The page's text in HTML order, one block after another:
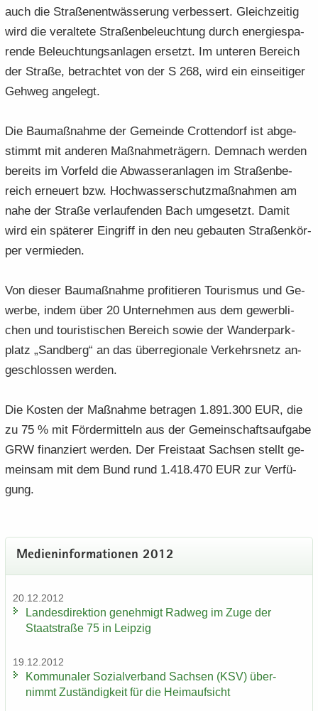
auch die Stra­ßen­ent­wäs­se­rung ver­bes­sert. Gleich­zei­tig
wird die ver­al­te­te Stra­ßen­be­leuch­tung durch en­er­gie­spa­
ren­de Be­leuch­tungs­an­la­gen er­setzt. Im un­te­ren Be­reich
der Stra­ße, be­trach­tet von der S 268, wird ein ein­sei­ti­ger
Geh­weg an­ge­legt.
Die Bau­maß­nah­me der Ge­mein­de Crot­ten­dorf ist ab­ge­
stimmt mit an­de­ren Maß­nah­me­trä­gern. Dem­nach wer­den
be­reits im Vor­feld die Ab­was­ser­an­la­gen im Stra­ßen­be­
reich er­neu­ert bzw. Hoch­was­ser­schutz­maß­nah­men am
nahe der Stra­ße ver­lau­fen­den Bach um­ge­setzt. Damit
wird ein spä­te­rer Ein­griff in den neu ge­bau­ten Stra­ßen­kör­
per ver­mie­den.
Von die­ser Bau­maß­nah­me pro­fi­tie­ren Tou­ris­mus und Ge­
wer­be, indem über 20 Un­ter­neh­men aus dem ge­werb­li­
chen und tou­ris­ti­schen Be­reich sowie der Wan­der­park­
platz „Sand­berg“ an das über­re­gio­na­le Ver­kehrs­netz an­
ge­schlos­sen wer­den.
Die Kos­ten der Maß­nah­me be­tra­gen 1.891.300 EUR, die
zu 75 % mit För­der­mit­teln aus der Ge­mein­schafts­auf­ga­be
GRW fi­nan­ziert wer­den. Der Frei­staat Sach­sen stellt ge­
mein­sam mit dem Bund rund 1.418.470 EUR zur Ver­fü­
gung.
Me­di­en­in­for­ma­tio­nen 2012
20.12.2012
Lan­des­di­rek­ti­on ge­neh­migt Rad­weg im Zuge der
Staat­stra­ße 75 in Leip­zig
19.12.2012
Kom­mu­na­ler So­zi­al­ver­band Sach­sen (KSV) über­
nimmt Zu­stän­dig­keit für die Heim­auf­sicht